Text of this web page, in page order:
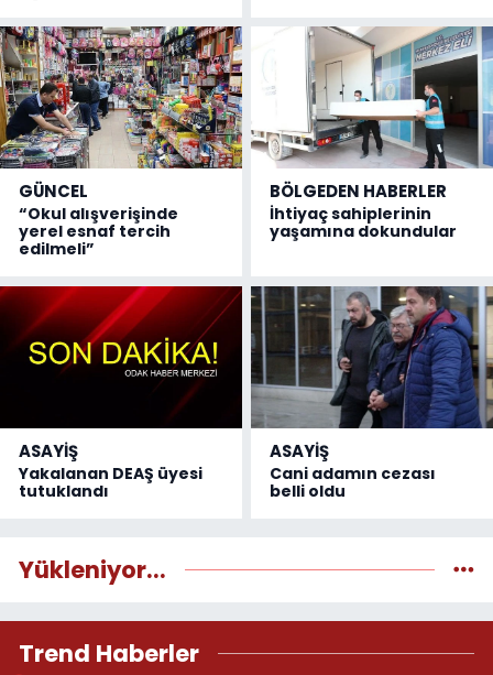
GÜNCEL
“Okul alışverişinde
yerel esnaf tercih
edilmeli”
BÖLGEDEN HABERLER
İhtiyaç sahiplerinin
yaşamına dokundular
ASAYİŞ
Yakalanan DEAŞ üyesi
tutuklandı
ASAYİŞ
Cani adamın cezası
belli oldu
Yükleniyor...
Trend Haberler